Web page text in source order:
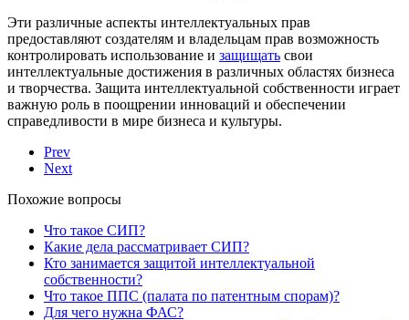
Эти различные аспекты интеллектуальных прав
предоставляют создателям и владельцам прав возможность
контролировать использование и защищать свои
интеллектуальные достижения в различных областях бизнеса
и творчества. Защита интеллектуальной собственности играет
важную роль в поощрении инноваций и обеспечении
справедливости в мире бизнеса и культуры.
Prev
Next
Похожие вопросы
Что такое СИП?
Какие дела рассматривает СИП?
Кто занимается защитой интеллектуальной
собственности?
Что такое ППС (палата по патентным спорам)?
Для чего нужна ФАС?